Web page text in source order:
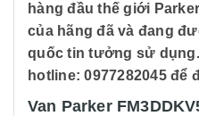
hàng đầu thế giới
của hãng đã và đang
quốc tin tưởng sử
hotline: 0977282045
Van Parker